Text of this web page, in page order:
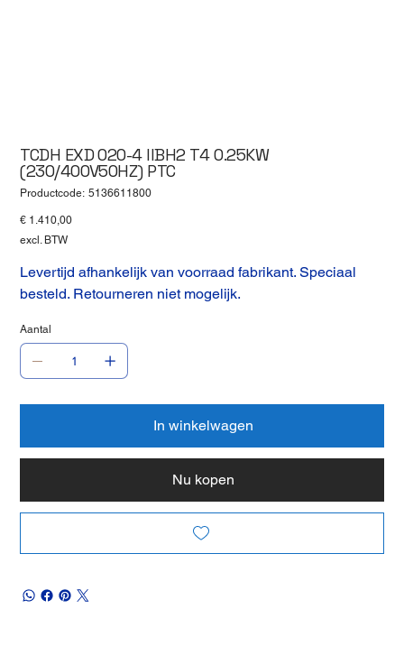
TCDH EXD 020-4 IIBH2 T4 0.25KW
(230/400V50HZ) PTC
Productcode: Productcode
5136611800
Prijs
€ 1.410,00
excl. BTW
Levertijd afhankelijk van voorraad fabrikant. Speciaal
besteld. Retourneren niet mogelijk.
Aantal
In winkelwagen
Nu kopen